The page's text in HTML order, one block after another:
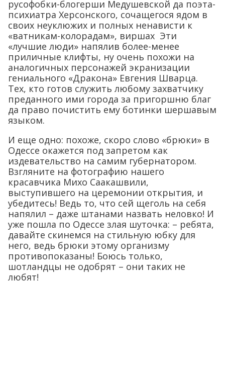
русофобки-блогерши Медушевской да поэта-
психиатра Херсонского, сочащегося ядом в
своих неуклюжих и полных ненависти к
«ватникам-колорадам», виршах Эти
«лучшие люди» напялив более-менее
приличные клифты, ну очень похожи на
аналогичных персонажей экранизации
гениального «Дракона» Евгения Шварца.
Тех, кто готов служить любому захватчику
преданного ими города за пригоршню благ
да право почистить ему ботинки шершавым
языком.
И еще одно: похоже, скоро слово «брюки» в
Одессе окажется под запретом как
издевательство на самим губернатором.
Взгляните на фотографию нашего
красавчика Михо Саакашвили,
выступившего на церемонии открытия, и
убедитесь! Ведь то, что сей щеголь на себя
напялил – даже штанами назвать неловко! И
уже пошла по Одессе злая шуточка: – ребята,
давайте скинемся на стильную юбку для
него, ведь брюки этому организму
противопоказаны! Боюсь только,
шотландцы не одобрят – они таких не
любят!